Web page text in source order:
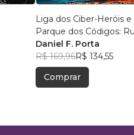
Liga dos Ciber-Heróis e
Parque dos Códigos:
ao Desconhecido
Daniel F. Porta
R$ 169,96R$ 134,55
Comprar